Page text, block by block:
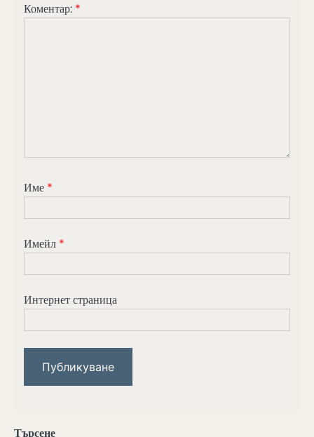
Коментар: *
Име *
Имейл *
Интернет страница
Търсене